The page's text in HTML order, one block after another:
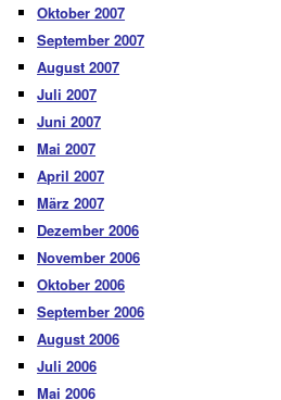
Oktober 2007
September 2007
August 2007
Juli 2007
Juni 2007
Mai 2007
April 2007
März 2007
Dezember 2006
November 2006
Oktober 2006
September 2006
August 2006
Juli 2006
Mai 2006